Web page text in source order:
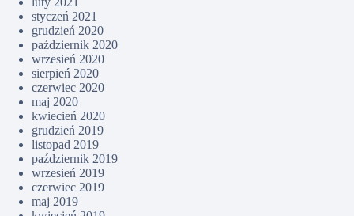
styczeń 2021
grudzień 2020
październik 2020
wrzesień 2020
sierpień 2020
czerwiec 2020
maj 2020
kwiecień 2020
grudzień 2019
listopad 2019
październik 2019
wrzesień 2019
czerwiec 2019
maj 2019